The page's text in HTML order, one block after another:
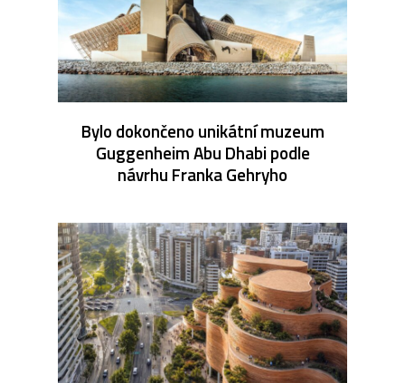
Bylo dokončeno unikátní muzeum
Guggenheim Abu Dhabi podle
návrhu Franka Gehryho